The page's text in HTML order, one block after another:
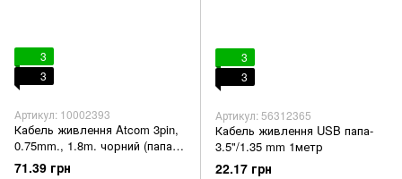
3
3
Артикул: 10002393
Кабель живлення Atcom 3pin,
0.75mm., 1.8m. чорний (папа-
мама) (10118)
71.39 грн
3
3
Артикул: 56312365
Кабель живлення USB папа-
3.5"/1.35 mm 1метр
22.17 грн